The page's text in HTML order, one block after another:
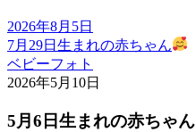
2026年8月5日
7月29日生まれの赤ちゃん
ベビーフォト
2026年5月10日
5月6日生まれの赤ちゃん